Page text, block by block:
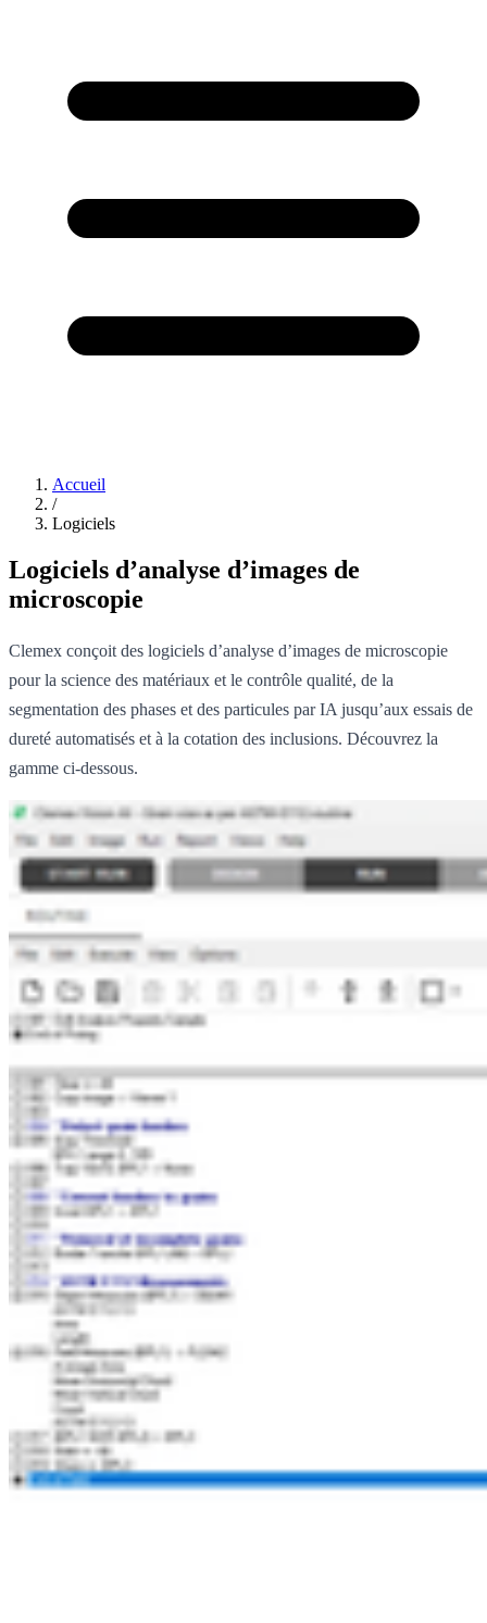
Accueil
/
Logiciels
Logiciels d’analyse d’images de
microscopie
Clemex conçoit des logiciels d’analyse d’images de microscopie
pour la science des matériaux et le contrôle qualité, de la
segmentation des phases et des particules par IA jusqu’aux essais de
dureté automatisés et à la cotation des inclusions. Découvrez la
gamme ci-dessous.